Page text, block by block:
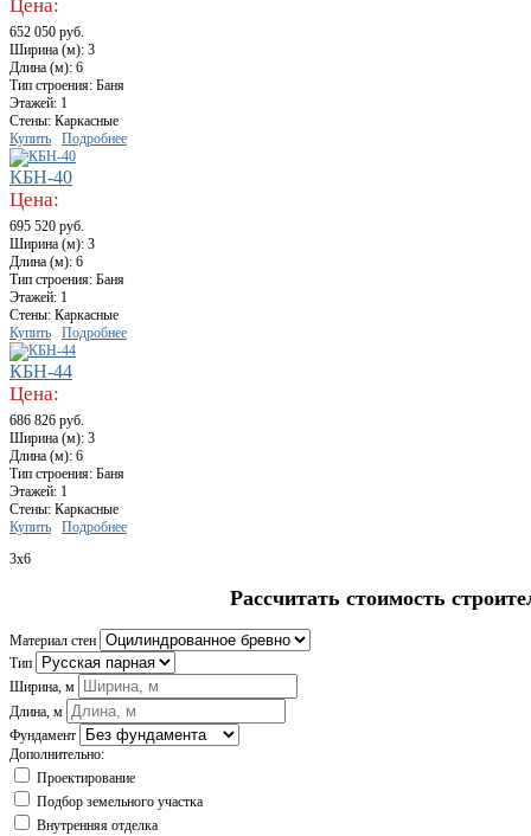
Цена:
652 050 руб.
Ширина (м): 3
Длина (м): 6
Тип строения: Баня
Этажей: 1
Стены: Каркасные
Купить
Подробнее
КБН-40
Цена:
695 520 руб.
Ширина (м): 3
Длина (м): 6
Тип строения: Баня
Этажей: 1
Стены: Каркасные
Купить
Подробнее
КБН-44
Цена:
686 826 руб.
Ширина (м): 3
Длина (м): 6
Тип строения: Баня
Этажей: 1
Стены: Каркасные
Купить
Подробнее
3x6
Рассчитать стоимость
Материал стен
Тип
Ширина, м
Длина, м
Фундамент
Дополнительно:
Проектирование
Подбор земельного участка
Внутренняя отделка